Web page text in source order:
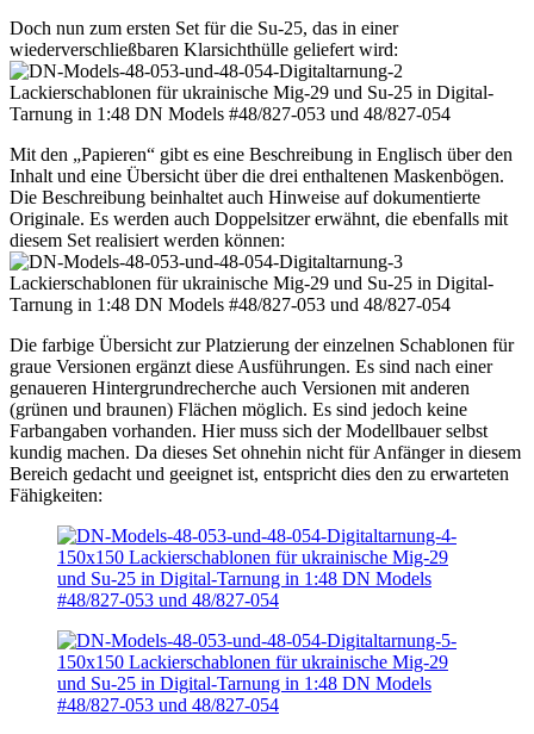
Doch nun zum ersten Set für die Su-25, das in einer
wiederverschließbaren Klarsichthülle geliefert wird:
Mit den „Papieren“ gibt es eine Beschreibung in Englisch über den
Inhalt und eine Übersicht über die drei enthaltenen Maskenbögen.
Die Beschreibung beinhaltet auch Hinweise auf dokumentierte
Originale. Es werden auch Doppelsitzer erwähnt, die ebenfalls mit
diesem Set realisiert werden können:
Die farbige Übersicht zur Platzierung der einzelnen Schablonen für
graue Versionen ergänzt diese Ausführungen. Es sind nach einer
genaueren Hintergrundrecherche auch Versionen mit anderen
(grünen und braunen) Flächen möglich. Es sind jedoch keine
Farbangaben vorhanden. Hier muss sich der Modellbauer selbst
kundig machen. Da dieses Set ohnehin nicht für Anfänger in diesem
Bereich gedacht und geeignet ist, entspricht dies den zu erwarteten
Fähigkeiten: